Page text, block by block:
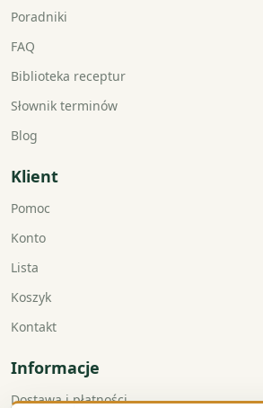
Poradniki
FAQ
Biblioteka receptur
Słownik terminów
Blog
Klient
Pomoc
Konto
Lista
Koszyk
Kontakt
Informacje
Dostawa i płatności